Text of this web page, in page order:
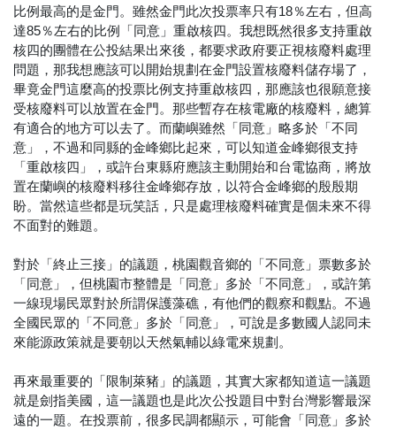
比例最高的是金門。雖然金門此次投票率只有18％左右，但高
達85％左右的比例「同意」重啟核四。我想既然很多支持重啟
核四的團體在公投結果出來後，都要求政府要正視核廢料處理
問題，那我想應該可以開始規劃在金門設置核廢料儲存場了，
畢竟金門這麼高的投票比例支持重啟核四，那應該也很願意接
受核廢料可以放置在金門。那些暫存在核電廠的核廢料，總算
有適合的地方可以去了。而蘭嶼雖然「同意」略多於「不同
意」，不過和同縣的金峰鄉比起來，可以知道金峰鄉很支持
「重啟核四」，或許台東縣府應該主動開始和台電協商，將放
置在蘭嶼的核廢料移往金峰鄉存放，以符合金峰鄉的殷殷期
盼。當然這些都是玩笑話，只是處理核廢料確實是個未來不得
不面對的難題。
對於「終止三接」的議題，桃園觀音鄉的「不同意」票數多於
「同意」，但桃園市整體是「同意」多於「不同意」，或許第
一線現場民眾對於所謂保護藻礁，有他們的觀察和觀點。不過
全國民眾的「不同意」多於「同意」，可說是多數國人認同未
來能源政策就是要朝以天然氣輔以綠電來規劃。
再來最重要的「限制萊豬」的議題，其實大家都知道這一議題
就是劍指美國，這一議題也是此次公投題目中對台灣影響最深
遠的一題。在投票前，很多民調都顯示，可能會「同意」多於